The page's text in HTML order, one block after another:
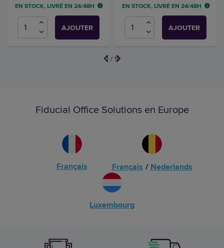
EN STOCK, LIVRÉ EN 24/48H
AJOUTER
EN STOCK, LIVRÉ EN 24/48H
AJOUTER
1 / 9
Fiducial Office Solutions en Europe
Français Français / Nederlands
Luxembourg